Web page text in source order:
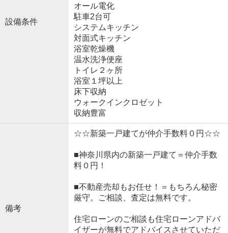
設備条件
オール電化
駐車2台可
システムキッチン
対面式キッチン
浴室乾燥機
温水洗浄便座
トイレ２ヶ所
浴室１坪以上
床下収納
ウォークインクロゼット
収納豊富
備考
☆☆新築一戸建てが仲介手数料０円☆☆
■神奈川県内の新築一戸建て＝仲介手数
料０円！
■不動産売却もお任せ！＝もちろん秘密
厳守。ご相談、査定は無料です。
住宅ローンのご相談も住宅ローンアドバ
イザーが無料でアドバイスさせていただ